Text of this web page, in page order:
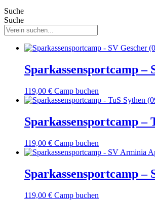
Suche
Suche
Sparkassensportcamp –
119,00 € Camp buchen
Sparkassensportcamp –
119,00 € Camp buchen
Sparkassensportcamp –
119,00 € Camp buchen